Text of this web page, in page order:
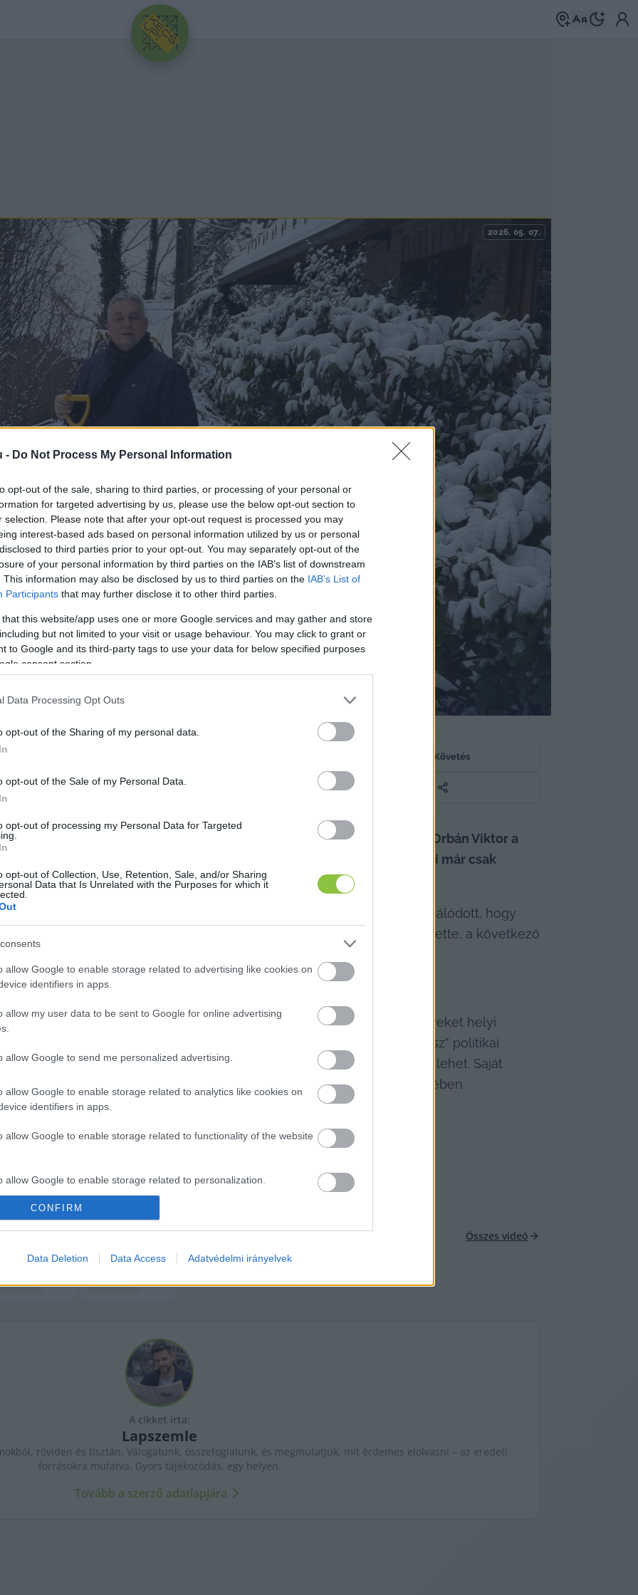
- Do Not Process My Personal Information
opt-out of the sale, sharing to third parties, or processing of your personal or
for targeted advertising by us, please use the below opt-out section to
selection. Please note that after your opt-out request is processed you may
interest-based ads based on personal information utilized by us or personal
to third parties prior to your opt-out. You may separately opt-out of the
of your personal information by third parties on the IAB’s list of downstream
This information may also be disclosed by us to third parties on the IAB’s List of
Participants that may further disclose it to other third parties.
that this website/app uses one or more Google services and may gather and store
but not limited to your visit or usage behaviour. You may click to grant or
to Google and its third-party tags to use your data for below specified purposes
consent section.
Data Processing Opt Outs
opt-out of the Sharing of my personal data.
opt-out of the Sale of my Personal Data.
opt-out of processing my Personal Data for Targeted
opt-out of Collection, Use, Retention, Sale, and/or Sharing
Data that Is Unrelated with the Purposes for which it
allow Google to enable storage related to advertising like cookies on
identifiers in apps.
allow my user data to be sent to Google for online advertising
allow Google to send me personalized advertising.
allow Google to enable storage related to analytics like cookies on
identifiers in apps.
allow Google to enable storage related to functionality of the website
allow Google to enable storage related to personalization.
allow Google to enable storage related to security, including
functionality and fraud prevention, and other user protection.
CONFIRM
Data Deletion Data Access Adatvédelmi irányelvek
HIRDETÉS
2026. 05. 07.
Viktor zárt körben
Követés
a vereséget elemzik, hanem azt is, hogy maga a pártbrand kopott el. Orbán Viktor a
beszélt: új jobboldali formáció kellhet, és az is lehet, hogy ebben neki már csak
körben arról beszélt: a Fidesz neve és politikai márkája annyira elhasználódott, hogy
nyerni – írta meg a
. Az viszont még nem világos, mi jöhet helyette, a következő
szánják.
jobboldali közösségekből, „polgári szalonokból” képzelik el, melyeket helyi
az lenne, hogy összerakják, milyen lehetne egy működő „poszt-Fidesz” politikai
beszélt: egy valódi újrakezdésnek akár már az ő személye is akadálya lehet. Saját
Kaczynski-féle modellhez hasonlította – olvasható a hang.hu cikkében.
tisztújítással, de egyelőre nem várható pártelnökváltás.
Összes videó
A cikket írta:
Lapszemle
röviden és tisztán. Válogatunk, összefoglalunk, és megmutatjuk, mit érdemes elolvasni – az eredeti
forrásokra mutatva. Gyors tájékozódás, egy helyen.
Tovább a szerző adatlapjára